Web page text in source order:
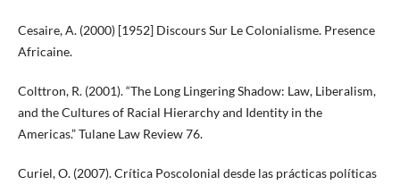
Cesaire, A. (2000) [1952] Discours Sur Le Colonialisme. Presence
Africaine.
Colttron, R. (2001). “The Long Lingering Shadow: Law, Liberalism,
and the Cultures of Racial Hierarchy and Identity in the
Americas.” Tulane Law Review 76.
Curiel, O. (2007). Crítica Poscolonial desde las prácticas políticas